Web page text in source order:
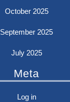
October 2025
September 2025
July 2025
Meta
Log in